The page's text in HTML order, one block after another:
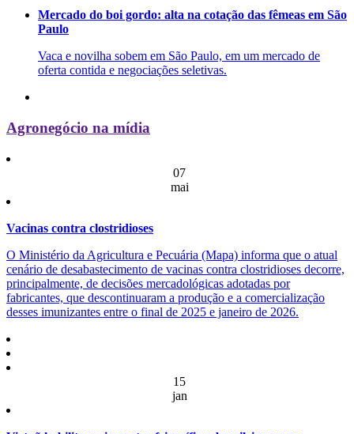
Mercado do boi gordo: alta na cotação das fêmeas em São
Paulo
Vaca e novilha sobem em São Paulo, em um mercado de
oferta contida e negociações seletivas.
Agronegócio na mídia
07
mai
Vacinas contra clostridioses
O Ministério da Agricultura e Pecuária (Mapa) informa que o atual
cenário de desabastecimento de vacinas contra clostridioses decorre,
principalmente, de decisões mercadológicas adotadas por
fabricantes, que descontinuaram a produção e a comercialização
desses imunizantes entre o final de 2025 e janeiro de 2026.
15
jan